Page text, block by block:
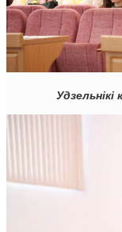
Удзельнікі